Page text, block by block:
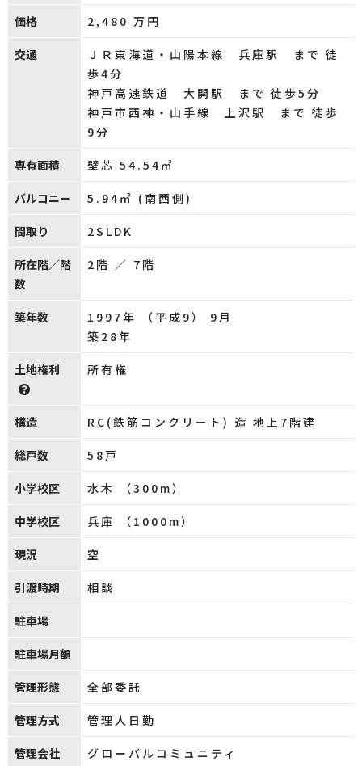
価格 2,480 万円
交通
ＪＲ東海道・山陽本線 兵庫駅 まで 徒
歩4分
神戸高速鉄道 大開駅 まで 徒歩5分
神戸市西神・山手線 上沢駅 まで 徒歩
9分
専有面積 壁芯 54.54㎡
バルコニー 5.94㎡ (南西側)
間取り 2SLDK
所在階／階
数
2階 ／ 7階
築年数
1997年 （平成9） 9月
築28年
土地権利 所有権
構造 RC(鉄筋コンクリート) 造 地上7階建
総戸数 58戸
小学校区 水木 （300m）
中学校区 兵庫 （1000m）
現況 空
引渡時期 相談
駐車場
駐車場月額
管理形態 全部委託
管理方式 管理人日勤
管理会社 グローバルコミュニティ